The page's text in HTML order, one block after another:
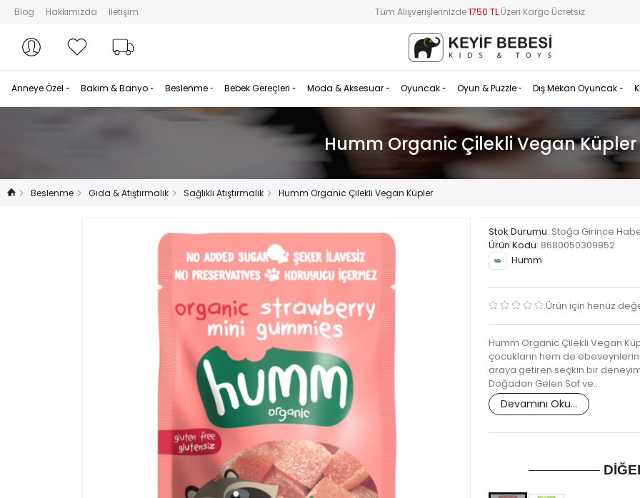
Blog Hakkımızda İletişim Tüm Alışverişlerinizde1750 TL Üzeri Kargo Ücretsiz
Hesabım
Hesabım Favorilerim
Anneye Özel Bakım & Banyo Beslenme Bebek Gereçleri Moda & Aksesuar Oyuncak Oyun & Puzzle Dış Mekan Oyuncak
Humm Organic Çilekli Vegan Küpler
Beslenme Gıda & Atıştırmalık Sağlıklı Atıştırmalık Humm Organic Çilekli Vegan Küpler
Stok Durumu: Stoğa Girince
Ürün Kodu: 8680050309852
Humm
Ürün için henüz
Humm Organic Çilekli Vegan
çocukların hem de
araya getiren seçkin bir
Doğadan Gelen Saf ve…
Devamını Oku...